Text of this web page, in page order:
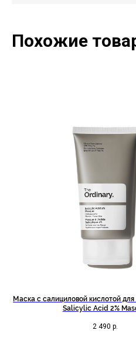
Похожие
Маска с салициловой кислотой
Salicylic Acid 2%
2 490 р.
Позвонить и написать нам